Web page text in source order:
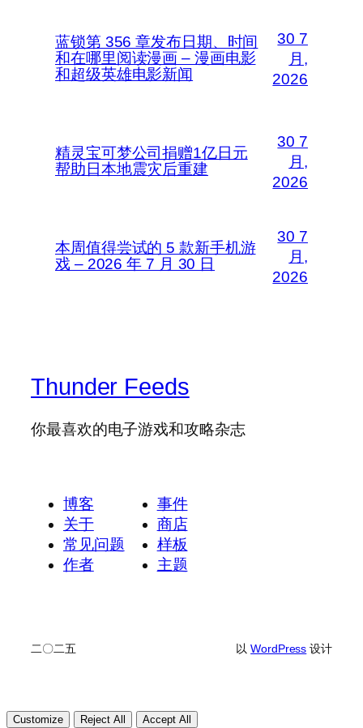
蓝锁第 356 章发布日期、时间
和在哪里阅读漫画 – 漫画电影
和超级英雄电影新闻
30 7
月,
2026
精灵宝可梦公司捐赠1亿日元
帮助日本地震灾后重建
30 7
月,
2026
本周值得尝试的 5 款新手机游
戏 – 2026 年 7 月 30 日
30 7
月,
2026
Thunder Feeds
你最喜欢的电子游戏和攻略杂志
博客
关于
常见问题
作者
事件
商店
样板
主题
二〇二五 以WordPress 设计
Customize Reject All Accept All